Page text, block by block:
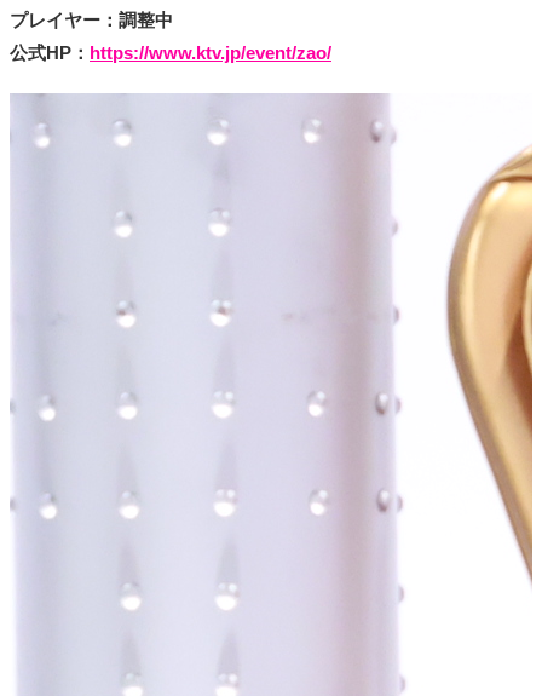
プレイヤー：調整中
公式HP： https://www.ktv.jp/event/zao/